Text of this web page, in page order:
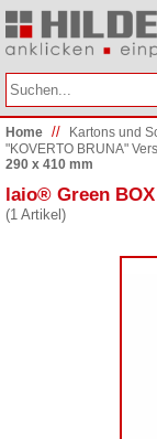
Home // Kartons und
"KOVERTO BRUNA"
290 x 410 mm
laio® Green
(1 Artikel)